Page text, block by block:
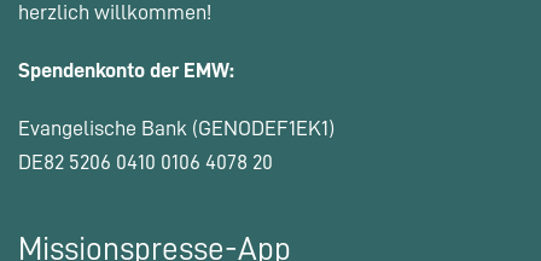
herzlich willkommen!
Spendenkonto der EMW:
Evangelische Bank (GENODEF1EK1)
DE82 5206 0410 0106 4078 20
Missionspresse-App